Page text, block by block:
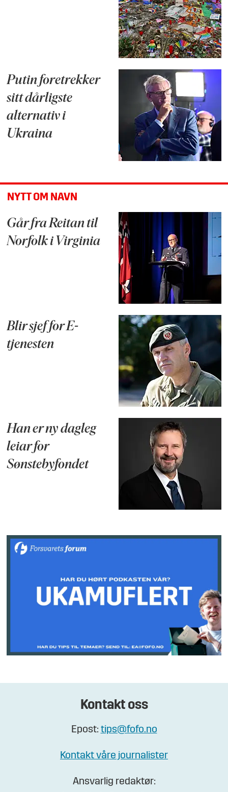
Putin foretrekker
sitt dårligste
alternativ i
Ukraina
NYTT OM NAVN
Går fra Reitan til
Norfolk i Virginia
Blir sjef for E-
tjenesten
Han er ny dagleg
leiar for
Sønstebyfondet
Kontakt oss
Epost: tips@fofo.no
Kontakt våre journalister
Ansvarlig redaktør: